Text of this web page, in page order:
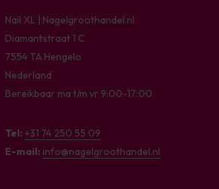
Nail XL | Nagelgroothandel.nl
Diamantstraat 1 C
7554 TA Hengelo
Nederland
Bereikbaar ma t/m vr 9:00-17:00
Tel: +31 74 250 55 09
E-mail: info@nagelgroothandel.nl